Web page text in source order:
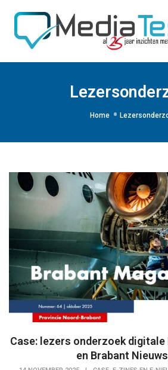
Home
Case: lezers onderzoek
en Brabant